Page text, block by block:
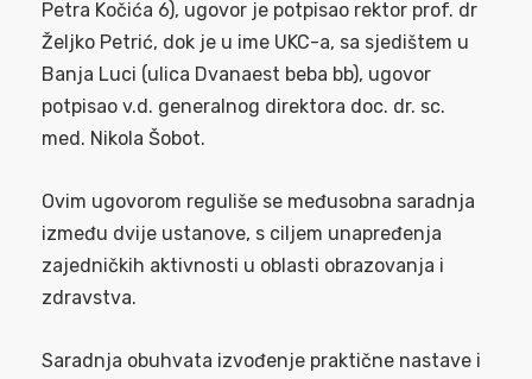
Petra Kočića 6), ugovor je potpisao rektor prof. dr
Željko Petrić, dok je u ime UKC-a, sa sjedištem u
Banja Luci (ulica Dvanaest beba bb), ugovor
potpisao v.d. generalnog direktora doc. dr. sc.
med. Nikola Šobot.
Ovim ugovorom reguliše se međusobna saradnja
između dvije ustanove, s ciljem unapređenja
zajedničkih aktivnosti u oblasti obrazovanja i
zdravstva.
Saradnja obuhvata izvođenje praktične nastave i